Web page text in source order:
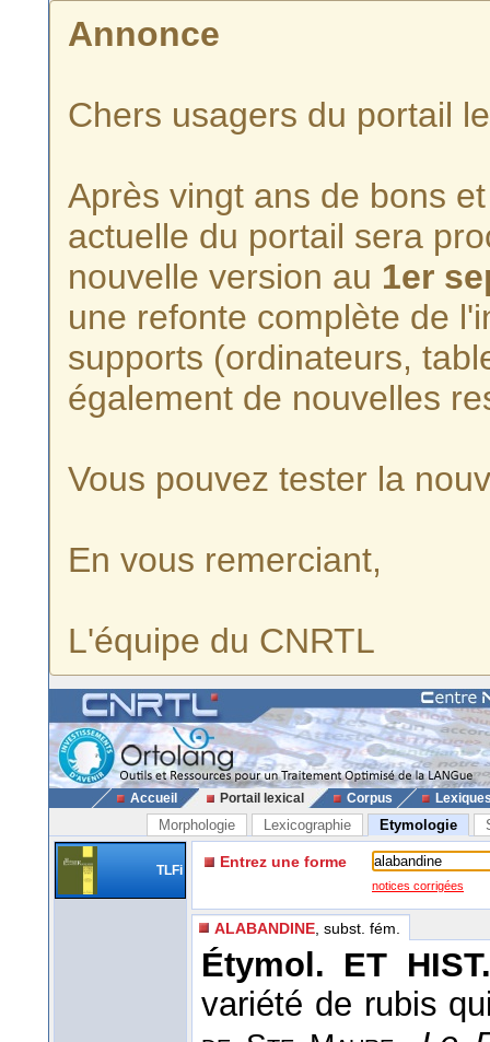
Annonce
Chers usagers du portail
Après vingt ans de bons
actuelle du portail sera
nouvelle version au 1er
une refonte complète de
supports (ordinateurs,
également de nouvelles
Vous pouvez tester la
En vous remerciant,
L'équipe du CNRTL
Accueil Portail lexical Corpus
Morphologie Lexicographie Etymologie
TLFi Entrez une forme
notices corrigées
ALABANDINE , subst. fém.
Étymol. ET
variété de rubis